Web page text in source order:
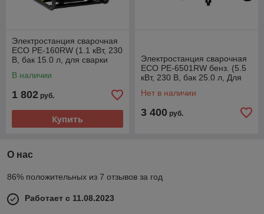
Электростанция сварочная
ECO PE-160RW (1.1 кВт, 230
В, бак 15.0 л, для сварки
80А\160A)
В наличии
1 802 руб.
Купить
Электростанция сварочная
ECO PE-6501RW бенз. (5.5
кВт, 230 В, бак 25.0 л, Для
220A)
Нет в наличии
3 400 руб.
О нас
86% положительных из 7 отзывов за год
Работает с 11.08.2023